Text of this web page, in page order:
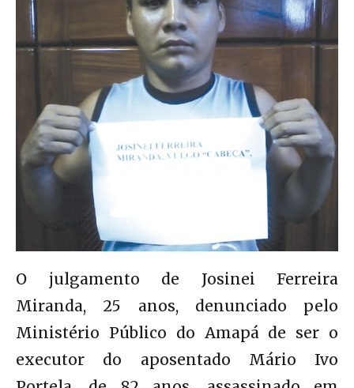
O julgamento de Josinei Ferreira
Miranda, 25 anos, denunciado pelo
Ministério Público do Amapá de ser o
executor do aposentado Mário Ivo